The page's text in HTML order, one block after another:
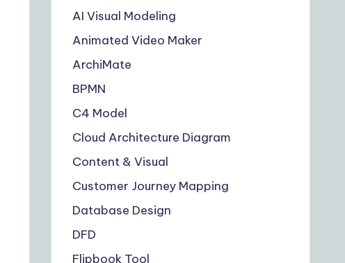
AI Visual Modeling
Animated Video Maker
ArchiMate
BPMN
C4 Model
Cloud Architecture Diagram
Content & Visual
Customer Journey Mapping
Database Design
DFD
Flipbook Tool